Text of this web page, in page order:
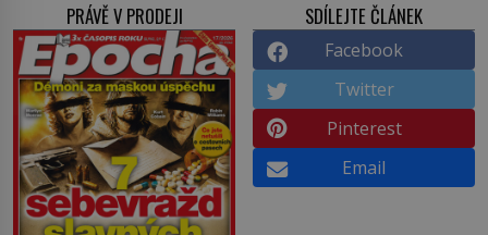
PRÁVĚ V PRODEJI SDÍLEJTE ČLÁNEK
Facebook
Twitter
Pinterest
Email